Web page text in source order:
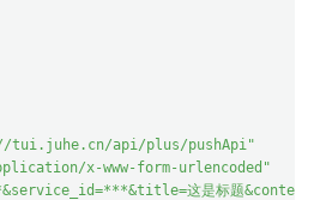
tui.juhe.cn/api/plus/pushApi"
x-www-form-urlencoded"
这是标题